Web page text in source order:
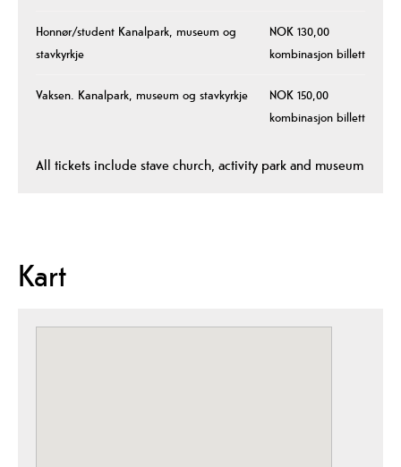
Honnør/student Kanalpark, museum og
stavkyrkje
NOK 130,00
kombinasjon billett
Vaksen. Kanalpark, museum og stavkyrkje
NOK 150,00
kombinasjon billett
All tickets include stave church, activity park and museum
Kart